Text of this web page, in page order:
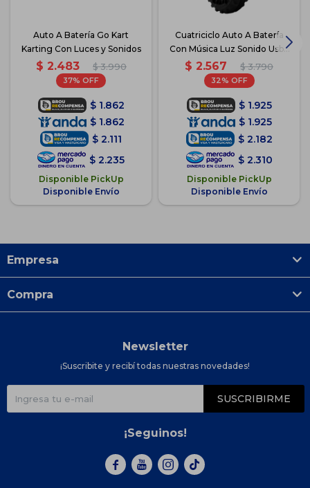
Auto A Batería Go Kart
Karting Con Luces y Sonidos
$ 2.483 $ 3.990
37
$ 1.862
$ 1.862
$ 2.111
$ 2.235
Disponible PickUp
Disponible Envío
Cuatriciclo Auto A Batería
Con Música Luz Sonido Usb -
Rojo
$ 2.567 $ 3.790
32
$ 1.925
$ 1.925
$ 2.182
$ 2.310
Disponible PickUp
Disponible Envío
Empresa
Compra
Newsletter
¡Suscribite y recibí todas nuestras novedades!
SUSCRIBIRME
¡Seguinos!
  